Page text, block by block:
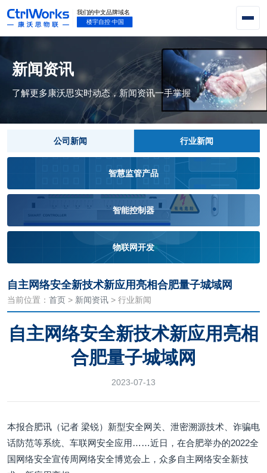
新闻资讯
了解更多康沃思实时动态，新闻资讯一手掌握
公司新闻 行业新闻
智慧监管产品
智能控制器
物联网开发
自主网络安全新技术新应用亮相合肥量子城域网
当前位置： 首页 > 新闻资讯 > 行业新闻
自主网络安全新技术新应用亮相
合肥量子城域网
2023-07-13
本报合肥讯（记者 梁锐）新型安全网关、泄密溯源技术、诈骗电
话防范等系统、车联网安全应用……近日，在合肥举办的2022全
国网络安全宣传周网络安全博览会上，众多自主网络安全新技